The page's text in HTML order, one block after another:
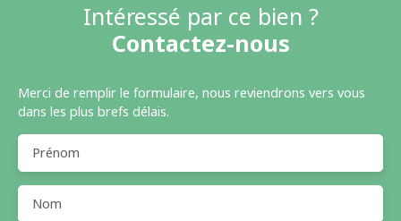
Intéressé par ce bien ?
Contactez-nous
Merci de remplir le formulaire, nous reviendrons vers vous
dans les plus brefs délais.
Prénom
Nom